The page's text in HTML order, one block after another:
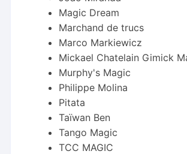
Magic Dream
Marchand de trucs
Marco Markiewicz
Mickael Chatelain Gimick
Murphy's Magic
Philippe Molina
Pitata
Taïwan Ben
Tango Magic
TCC MAGIC